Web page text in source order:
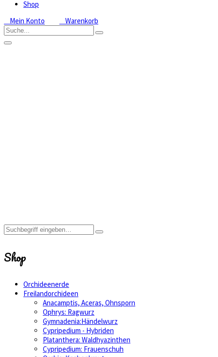
Shop
Mein Konto
Warenkorb
Shop
Orchideenerde
Freilandorchideen
Anacamptis, Aceras, Ohnsporn
Ophrys: Ragwurz
Gymnadenia:Händelwurz
Cypripedium - Hybriden
Platanthera: Waldhyazinthen
Cypripedium: Frauenschuh